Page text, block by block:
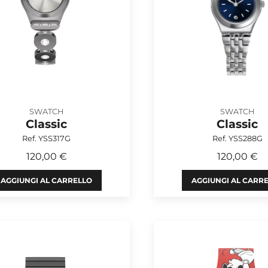
SWATCH
Classic
Ref. YSS317G
120,00 €
AGGIUNGI AL CARRELLO
SWATCH
Classic
Ref. YSS288G
120,00 €
AGGIUNGI AL